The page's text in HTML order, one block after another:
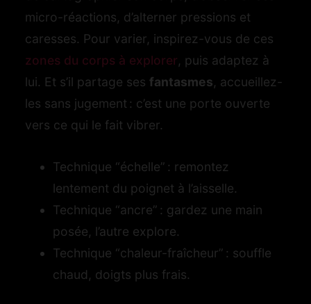
micro-réactions, d’alterner pressions et
caresses. Pour varier, inspirez-vous de ces
zones du corps à explorer, puis adaptez à
lui. Et s’il partage ses fantasmes, accueillez-
les sans jugement : c’est une porte ouverte
vers ce qui le fait vibrer.
Technique “échelle” : remontez
lentement du poignet à l’aisselle.
Technique “ancre” : gardez une main
posée, l’autre explore.
Technique “chaleur-fraîcheur” : souffle
chaud, doigts plus frais.